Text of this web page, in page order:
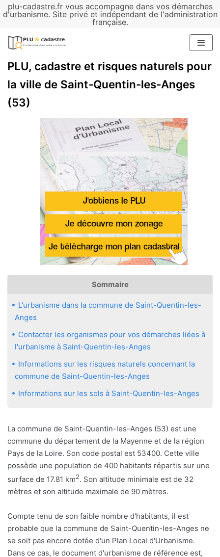
plu-cadastre.fr vous accompagne dans vos démarches
d'urbanisme. Site privé et indépendant de l'administration
française.
Aller
contenu
PLU, cadastre et risques naturels pour
la ville de Saint-Quentin-les-Anges
(53)
Sommaire
L'urbanisme dans la commune de Saint-Quentin-les-
Anges
Contacter les organismes pour vos démarches liées à
l'urbanisme à Saint-Quentin-les-Anges
Informations sur les risques naturels concernant la
commune de Saint-Quentin-les-Anges
Informations sur les sols à Saint-Quentin-les-Anges
La commune de Saint-Quentin-les-Anges (53) est une
commune du département de la Mayenne et de la région
Pays de la Loire. Son code postal est 53400. Cette ville
possède une population de 400 habitants répartis sur une
surface de 17.81 km2. Son altitude minimale est de 32
mètres et son altitude maximale de 90 mètres.
Compte tenu de son faible nombre d'habitants, il est
probable que la commune de Saint-Quentin-les-Anges ne
se soit pas encore dotée d'un Plan Local d'Urbanisme.
Dans ce cas, le document d'urbanisme de référence est,